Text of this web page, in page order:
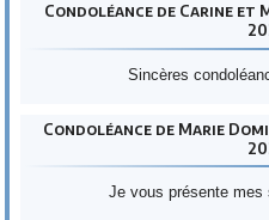
Condoléance de Carine et
Sincères
Condoléance de Marie
Je vous présente mes